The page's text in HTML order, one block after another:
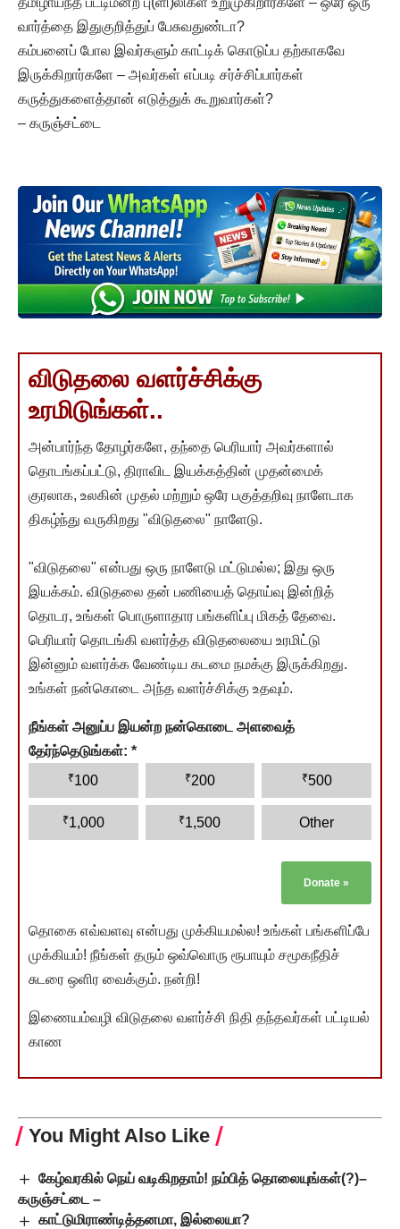
வார்த்தை இதுகுறித்துப் பேசுவதுண்டா?
கம்பனைப் போல இவர்களும் காட்டிக் கொடுப்ப தற்காகவே
இருக்கிறார்களே – அவர்கள் எப்படி சர்ச்சிப்பார்கள்
கருத்துகளைத்தான் எடுத்துக் கூறுவார்கள்?
– கருஞ்சட்டை
விடுதலை வளர்ச்சிக்கு
உரமிடுங்கள்..
அன்பார்ந்த தோழர்களே, தந்தை பெரியார் அவர்களால்
தொடங்கப்பட்டு, திராவிட இயக்கத்தின் முதன்மைக்
குரலாக, உலகின் முதல் மற்றும் ஒரே பகுத்தறிவு நாளேடாக
திகழ்ந்து வருகிறது "விடுதலை" நாளேடு.
"விடுதலை" என்பது ஒரு நாளேடு மட்டுமல்ல; இது ஒரு
இயக்கம். விடுதலை தன் பணியைத் தொய்வு இன்றித்
தொடர, உங்கள் பொருளாதார பங்களிப்பு மிகத் தேவை.
பெரியார் தொடங்கி வளர்த்த விடுதலையை உரமிட்டு
இன்னும் வளர்க்க வேண்டிய கடமை நமக்கு இருக்கிறது.
உங்கள் நன்கொடை அந்த வளர்ச்சிக்கு உதவும்.
நீங்கள் அனுப்ப இயன்ற நன்கொடை அளவைத்
தேர்ந்தெடுங்கள்: *
₹100 ₹200 ₹500
₹1,000 ₹1,500 Other
Donate »
தொகை எவ்வளவு என்பது முக்கியமல்ல! உங்கள் பங்களிப்பே
முக்கியம்! நீங்கள் தரும் ஒவ்வொரு ரூபாயும் சமூகநீதிச்
சுடரை ஒளிர வைக்கும். நன்றி!
இணையம்வழி விடுதலை வளர்ச்சி நிதி தந்தவர்கள் பட்டியல்
காண
You Might Also Like
கேழ்வரகில் நெய் வடிகிறதாம்! நம்பித் தொலையுங்கள்(?)–
கருஞ்சட்டை –
காட்டுமிராண்டித்தனமா, இல்லையா?